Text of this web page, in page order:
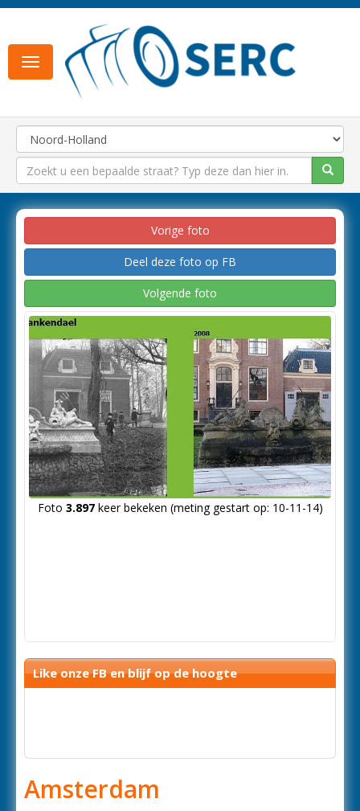
Toggle
navigation
Vorige foto
Deel deze foto op FB
Volgende foto
Foto 3.897keer bekeken (meting gestart op: 10-11-14)
Like onze FB en blijf op de hoogte
Amsterdam